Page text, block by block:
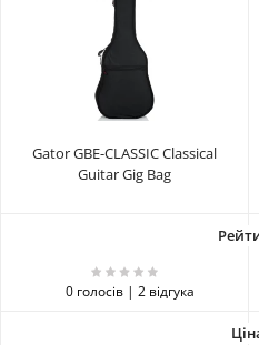
Gator GBE-CLASSIC Classical
Guitar Gig Bag
0 голосів | 2 відгука